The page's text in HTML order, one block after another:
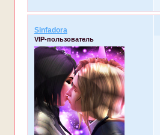
Sinfadora
VIP-пользователь